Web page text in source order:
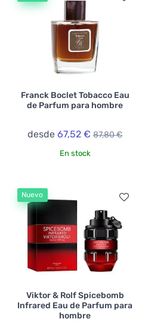
Franck Boclet Tobacco Eau
de Parfum para hombre
desde67,52 € 87,80 €
En stock
Nuevo
Viktor & Rolf Spicebomb
Infrared Eau de Parfum para
hombre